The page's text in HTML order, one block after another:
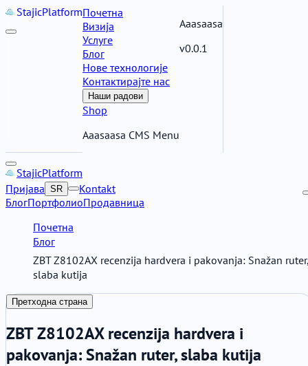
StajicPlatformПочетна
Визија
Услуге
Блог
Нове технологије
Контактирајте нас
Наши радови
Shop
Aaasaasa CMS Menu
Aaasaasa
v0.0.1
StajicPlatform
БлогПортфолиоПродавница
Пријава SR Kontakt
Почетна
Блог
ZBT Z8102AX recenzija hardvera i pakovanja: Snažan ruter,
slaba kutija
Претходна страна
ZBT Z8102AX recenzija hardvera i
pakovanja: Snažan ruter, slaba kutija